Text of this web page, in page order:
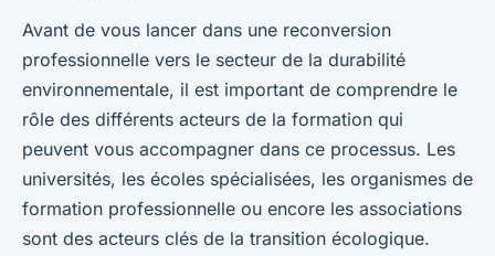
Avant de vous lancer dans une reconversion
professionnelle vers le secteur de la durabilité
environnementale, il est important de comprendre le
rôle des différents acteurs de la formation qui
peuvent vous accompagner dans ce processus. Les
universités, les écoles spécialisées, les organismes de
formation professionnelle ou encore les associations
sont des acteurs clés de la transition écologique.